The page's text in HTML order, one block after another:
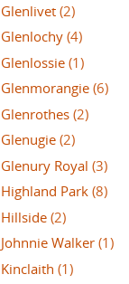
Glenlivet (2)
Glenlochy (4)
Glenlossie (1)
Glenmorangie (6)
Glenrothes (2)
Glenugie (2)
Glenury Royal (3)
Highland Park (8)
Hillside (2)
Johnnie Walker (1)
Kinclaith (1)